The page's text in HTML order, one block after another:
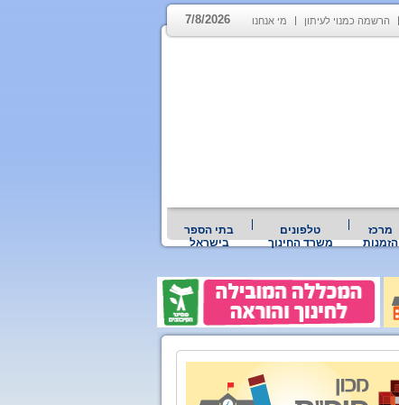
הרשמה כמנוי לעיתון מי אנחנו 7/8/2026
מרכז
הזמנות
טלפונים
משרד החינוך
בתי הספר
בישראל